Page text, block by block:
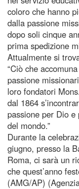
coloro che hanno
dalla passione
dopo soli cinque
prima spedizione
Attualmente si
“Ciò che
passione
loro fondatori
dal 1864
passione per Dio e
del mondo.”
Durante la
giugno, presso la
Roma, ci sarà un
che quest’anno
(AMG/AP)